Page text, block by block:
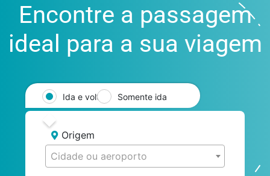
Encontre a passagem
ideal para a sua viagem
Ida e volta Somente ida
Origem
Cidade ou aeroporto